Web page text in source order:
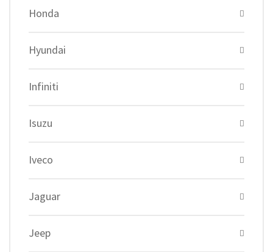
Honda
Hyundai
Infiniti
Isuzu
Iveco
Jaguar
Jeep